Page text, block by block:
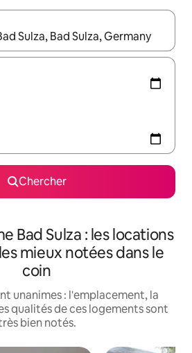
affichés, parcourez-les en utilisant
Chercher
Bad Sulza : les locations
mieux notées dans le
coin
unanimes : l'emplacement, la
qualités de ces logements sont
bien notés.